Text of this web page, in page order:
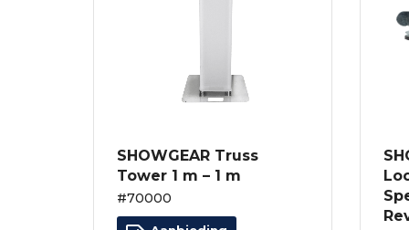
SHOWGEAR Truss
Tower 1 m – 1 m
#70000